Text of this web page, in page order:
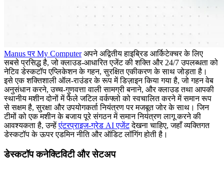
Manus पर My Computer अपने अद्वितीय हाइब्रिड आर्किटेक्चर के लिए
सबसे प्रसिद्ध है, जो क्लाउड-आधारित एजेंट की शक्ति और 24/7 उपलब्धता को
नेटिव डेस्कटॉप एप्लिकेशन के गहन, सुरक्षित एकीकरण के साथ जोड़ता है।
इसे एक शक्तिशाली ऑल-राउंडर के रूप में डिज़ाइन किया गया है, जो गहन वेब
अनुसंधान करने, उच्च-गुणवत्ता वाली सामग्री बनाने, और क्लाउड तथा आपकी
स्थानीय मशीन दोनों में फैले जटिल वर्कफ्लो को स्वचालित करने में समान रूप
से सक्षम है, सुरक्षा और उपयोगकर्ता नियंत्रण पर मजबूत जोर के साथ। जिन
टीमों को एक मशीन के बजाय पूरे संगठन में समान नियंत्रण लागू करने की
आवश्यकता है, उन्हें एंटरप्राइज-ग्रेड AI एजेंट देखना चाहिए, जहाँ व्यक्तिगत
डेस्कटॉप के ऊपर एडमिन नीति और ऑडिट लॉगिंग होती है।
डेस्कटॉप कनेक्टिविटी और सेटअप